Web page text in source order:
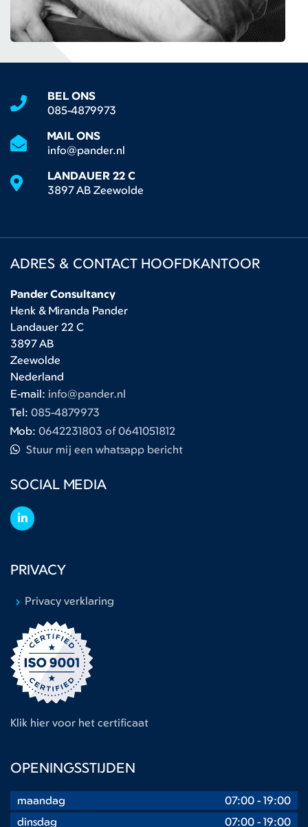
BEL ONS
085-4879973
MAIL ONS
info@pander.nl
LANDAUER 22 C
3897 AB Zeewolde
ADRES & CONTACT HOOFDKANTOOR
Pander Consultancy
Henk & Miranda Pander
Landauer 22 C
3897 AB
Zeewolde
Nederland
E-mail: info@pander.nl
Tel: 085-4879973
Mob: 0642231803 of 0641051812
Stuur mij een whatsapp bericht
SOCIAL MEDIA
PRIVACY
Privacy verklaring
Klik hier voor het certificaat
OPENINGSSTIJDEN
maandag 07:00 - 19:00
dinsdag
07:00 - 19:00